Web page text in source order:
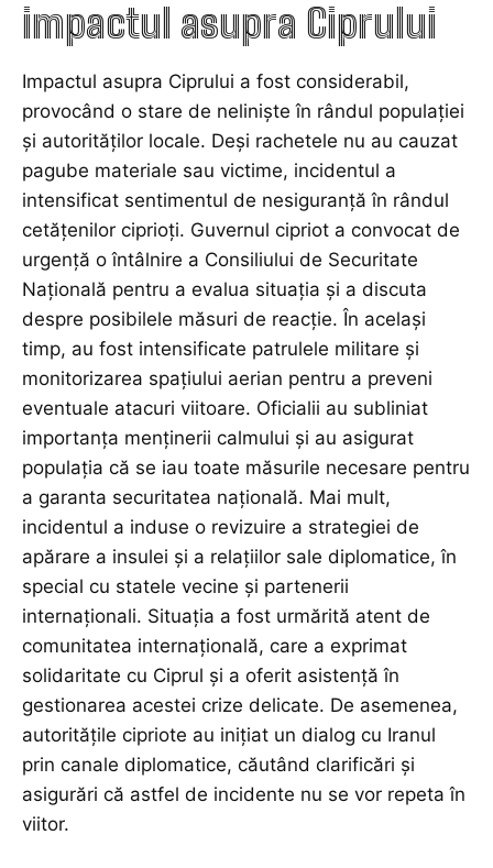
impactul asupra Ciprului
Impactul asupra Ciprului a fost considerabil,
provocând o stare de neliniște în rândul populației
și autorităților locale. Deși rachetele nu au cauzat
pagube materiale sau victime, incidentul a
intensificat sentimentul de nesiguranță în rândul
cetățenilor ciprioți. Guvernul cipriot a convocat de
urgență o întâlnire a Consiliului de Securitate
Națională pentru a evalua situația și a discuta
despre posibilele măsuri de reacție. În același
timp, au fost intensificate patrulele militare și
monitorizarea spațiului aerian pentru a preveni
eventuale atacuri viitoare. Oficialii au subliniat
importanța menținerii calmului și au asigurat
populația că se iau toate măsurile necesare pentru
a garanta securitatea națională. Mai mult,
incidentul a induse o revizuire a strategiei de
apărare a insulei și a relațiilor sale diplomatice, în
special cu statele vecine și partenerii
internaționali. Situația a fost urmărită atent de
comunitatea internațională, care a exprimat
solidaritate cu Ciprul și a oferit asistență în
gestionarea acestei crize delicate. De asemenea,
autoritățile cipriote au inițiat un dialog cu Iranul
prin canale diplomatice, căutând clarificări și
asigurări că astfel de incidente nu se vor repeta în
viitor.